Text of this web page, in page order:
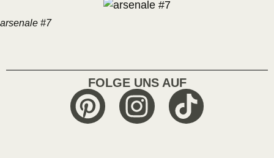
arsenale #7
FOLGE UNS AUF